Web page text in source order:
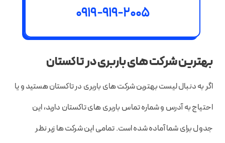
0919-919-2005
بهترین شرکت های باربری در تاکستان
اگر به دنبال لیست بهترین شرکت های باربری در تاکستان هستید و یا
احتیاج به آدرس و شماره تماس باربری های تاکستان دارید، این
جدول برای شما آماده شده است. تمامی این شرکت ها زیر نظر